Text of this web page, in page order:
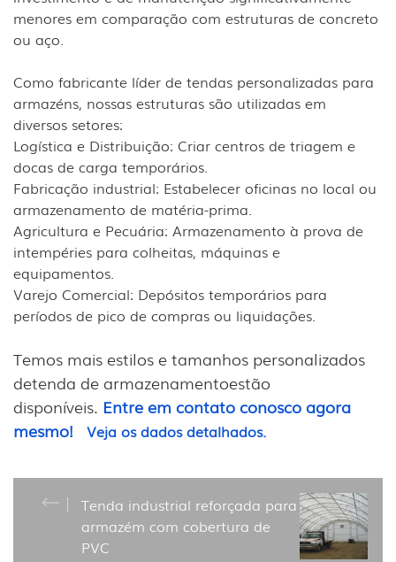
menores em comparação com estruturas de concreto
ou aço.
Como fabricante líder de tendas personalizadas para
armazéns, nossas estruturas são utilizadas em
diversos setores:
Logística e Distribuição: Criar centros de triagem e
docas de carga temporários.
Fabricação industrial: Estabelecer oficinas no local ou
armazenamento de matéria-prima.
Agricultura e Pecuária: Armazenamento à prova de
intempéries para colheitas, máquinas e
equipamentos.
Varejo Comercial: Depósitos temporários para
períodos de pico de compras ou liquidações.
Temos mais estilos e tamanhos personalizados
detenda de armazenamentoestão
disponíveis. Entre em contato conosco agora
mesmo!
Veja os dados detalhados.
Tenda industrial reforçada para
armazém com cobertura de
PVC